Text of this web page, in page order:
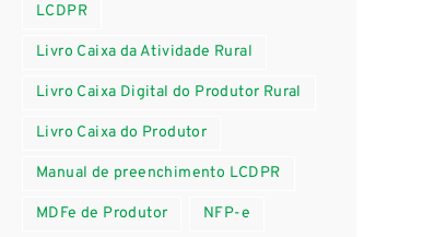
LCDPR
Livro Caixa da Atividade Rural
Livro Caixa Digital do Produtor Rural
Livro Caixa do Produtor
Manual de preenchimento LCDPR
MDFe de Produtor NFP-e